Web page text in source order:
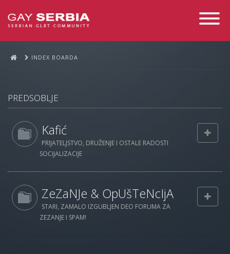
Toggle
INDEX BOARDA
PREDSOBLJE
Kafić
PRIJATELJSTVO, DRUŽENJE I OSTALE RADOSTI
SOCIJALIZACIJE
ZeZaNJe & OpUšTeNcIjA
STARI, ZAMALO IZGUBLJEN DEO FORUMA ZA
ZEZANJE I SPAM!